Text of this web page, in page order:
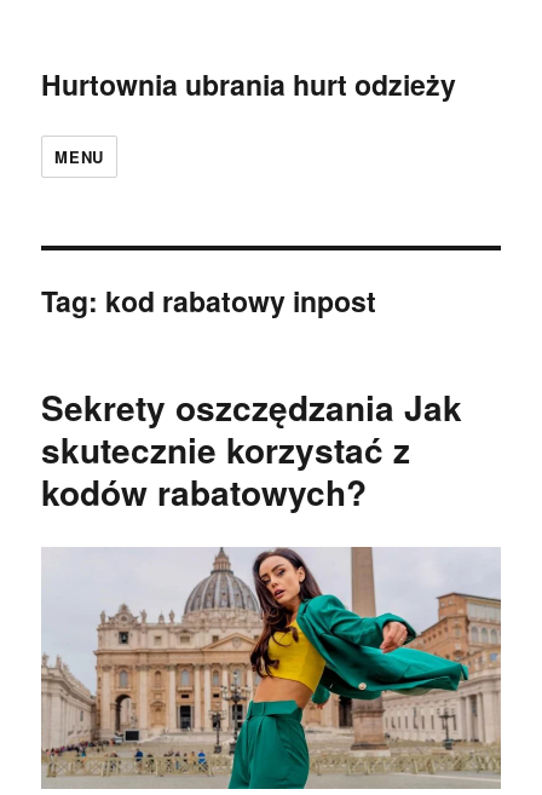
Hurtownia ubrania hurt odzieży
MENU
Tag: kod rabatowy inpost
Sekrety oszczędzania Jak
skutecznie korzystać z
kodów rabatowych?